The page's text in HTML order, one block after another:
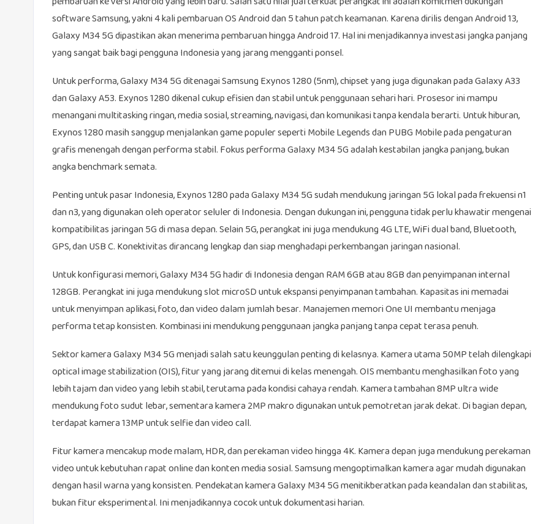
software Samsung, yakni 4 kali pembaruan OS Android dan 5 tahun patch keamanan. Karena dirilis dengan Android 13,
Galaxy M34 5G dipastikan akan menerima pembaruan hingga Android 17. Hal ini menjadikannya investasi jangka panjang
yang sangat baik bagi pengguna Indonesia yang jarang mengganti ponsel.
Untuk performa, Galaxy M34 5G ditenagai Samsung Exynos 1280 (5nm), chipset yang juga digunakan pada Galaxy A33
dan Galaxy A53. Exynos 1280 dikenal cukup efisien dan stabil untuk penggunaan sehari hari. Prosesor ini mampu
menangani multitasking ringan, media sosial, streaming, navigasi, dan komunikasi tanpa kendala berarti. Untuk hiburan,
Exynos 1280 masih sanggup menjalankan game populer seperti Mobile Legends dan PUBG Mobile pada pengaturan
grafis menengah dengan performa stabil. Fokus performa Galaxy M34 5G adalah kestabilan jangka panjang, bukan
angka benchmark semata.
Penting untuk pasar Indonesia, Exynos 1280 pada Galaxy M34 5G sudah mendukung jaringan 5G lokal pada frekuensi n1
dan n3, yang digunakan oleh operator seluler di Indonesia. Dengan dukungan ini, pengguna tidak perlu khawatir mengenai
kompatibilitas jaringan 5G di masa depan. Selain 5G, perangkat ini juga mendukung 4G LTE, WiFi dual band, Bluetooth,
GPS, dan USB C. Konektivitas dirancang lengkap dan siap menghadapi perkembangan jaringan nasional.
Untuk konfigurasi memori, Galaxy M34 5G hadir di Indonesia dengan RAM 6GB atau 8GB dan penyimpanan internal
128GB. Perangkat ini juga mendukung slot microSD untuk ekspansi penyimpanan tambahan. Kapasitas ini memadai
untuk menyimpan aplikasi, foto, dan video dalam jumlah besar. Manajemen memori One UI membantu menjaga
performa tetap konsisten. Kombinasi ini mendukung penggunaan jangka panjang tanpa cepat terasa penuh.
Sektor kamera Galaxy M34 5G menjadi salah satu keunggulan penting di kelasnya. Kamera utama 50MP telah dilengkapi
optical image stabilization (OIS), fitur yang jarang ditemui di kelas menengah. OIS membantu menghasilkan foto yang
lebih tajam dan video yang lebih stabil, terutama pada kondisi cahaya rendah. Kamera tambahan 8MP ultra wide
mendukung foto sudut lebar, sementara kamera 2MP makro digunakan untuk pemotretan jarak dekat. Di bagian depan,
terdapat kamera 13MP untuk selfie dan video call.
Fitur kamera mencakup mode malam, HDR, dan perekaman video hingga 4K. Kamera depan juga mendukung perekaman
video untuk kebutuhan rapat online dan konten media sosial. Samsung mengoptimalkan kamera agar mudah digunakan
dengan hasil warna yang konsisten. Pendekatan kamera Galaxy M34 5G menitikberatkan pada keandalan dan stabilitas,
bukan fitur eksperimental. Ini menjadikannya cocok untuk dokumentasi harian.